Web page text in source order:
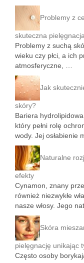
Problemy z
skuteczna pielęgnacja
Problemy z suchą
wieku czy płci, a ich
atmosferyczne, …
Jak
skóry?
Bariera
który pełni rolę
wody. Jej osłabienie
Naturalne
efekty
Cynamon, znany
również niezwykłe
nasze włosy. Jego
Skóra
pielęgnację unikając
Często osoby